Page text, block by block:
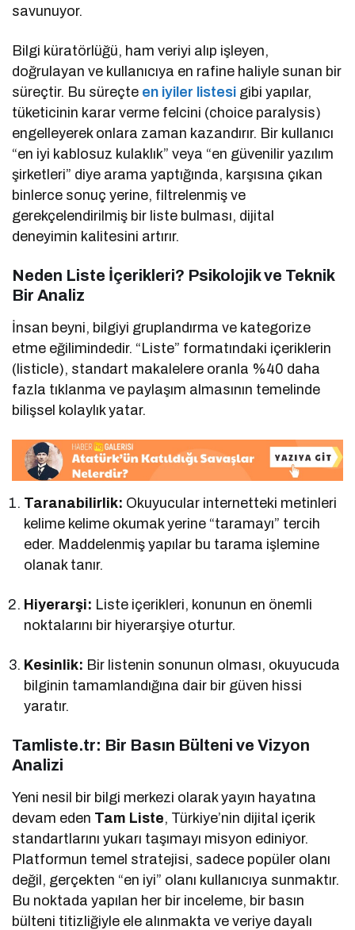
savunuyor.
Bilgi küratörlüğü, ham veriyi alıp işleyen,
doğrulayan ve kullanıcıya en rafine haliyle sunan bir
süreçtir. Bu süreçte en iyiler listesi gibi yapılar,
tüketicinin karar verme felcini (choice paralysis)
engelleyerek onlara zaman kazandırır. Bir kullanıcı
“en iyi kablosuz kulaklık” veya “en güvenilir yazılım
şirketleri” diye arama yaptığında, karşısına çıkan
binlerce sonuç yerine, filtrelenmiş ve
gerekçelendirilmiş bir liste bulması, dijital
deneyimin kalitesini artırır.
Neden Liste İçerikleri? Psikolojik ve Teknik
Bir Analiz
İnsan beyni, bilgiyi gruplandırma ve kategorize
etme eğilimindedir. “Liste” formatındaki içeriklerin
(listicle), standart makalelere oranla %40 daha
fazla tıklanma ve paylaşım almasının temelinde
bilişsel kolaylık yatar.
Taranabilirlik: Okuyucular internetteki metinleri
kelime kelime okumak yerine “taramayı” tercih
eder. Maddelenmiş yapılar bu tarama işlemine
olanak tanır.
Hiyerarşi: Liste içerikleri, konunun en önemli
noktalarını bir hiyerarşiye oturtur.
Kesinlik: Bir listenin sonunun olması, okuyucuda
bilginin tamamlandığına dair bir güven hissi
yaratır.
Tamliste.tr: Bir Basın Bülteni ve Vizyon
Analizi
Yeni nesil bir bilgi merkezi olarak yayın hayatına
devam eden Tam Liste, Türkiye’nin dijital içerik
standartlarını yukarı taşımayı misyon ediniyor.
Platformun temel stratejisi, sadece popüler olanı
değil, gerçekten “en iyi” olanı kullanıcıya sunmaktır.
Bu noktada yapılan her bir inceleme, bir basın
bülteni titizliğiyle ele alınmakta ve veriye dayalı